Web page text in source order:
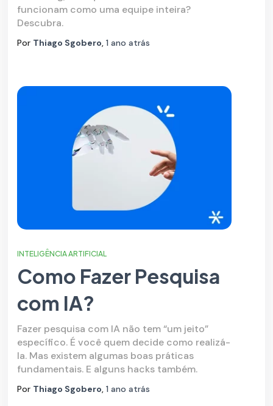
funcionam como uma equipe inteira?
Descubra.
Por Thiago Sgobero,1 ano atrás
INTELIGÊNCIA ARTIFICIAL
Como Fazer Pesquisa
com IA?
Fazer pesquisa com IA não tem “um jeito”
específico. É você quem decide como realizá-
la. Mas existem algumas boas práticas
fundamentais. E alguns hacks também.
Por Thiago Sgobero,1 ano atrás